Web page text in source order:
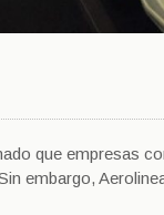
que empresas
embargo,